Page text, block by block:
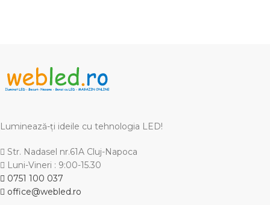
Luminează-ți ideile cu tehnologia LED!
Str. Nadasel nr.61A Cluj-Napoca
Luni-Vineri : 9:00-15.30
0751 100 037
office@webled.ro